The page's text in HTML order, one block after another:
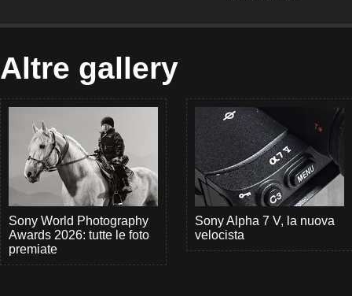
Altre gallery
Sony World Photography
Awards 2026: tutte le foto
premiate
Sony Alpha 7 V, la nuova
velocista